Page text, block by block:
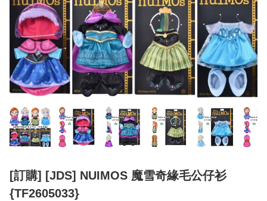
[訂購] [JDS] NUIMOS 魔雪奇緣毛公仔衫
{TF2605033}